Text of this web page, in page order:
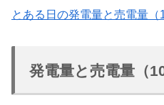
とある日の発電量と売電量（
発電量と売電量（